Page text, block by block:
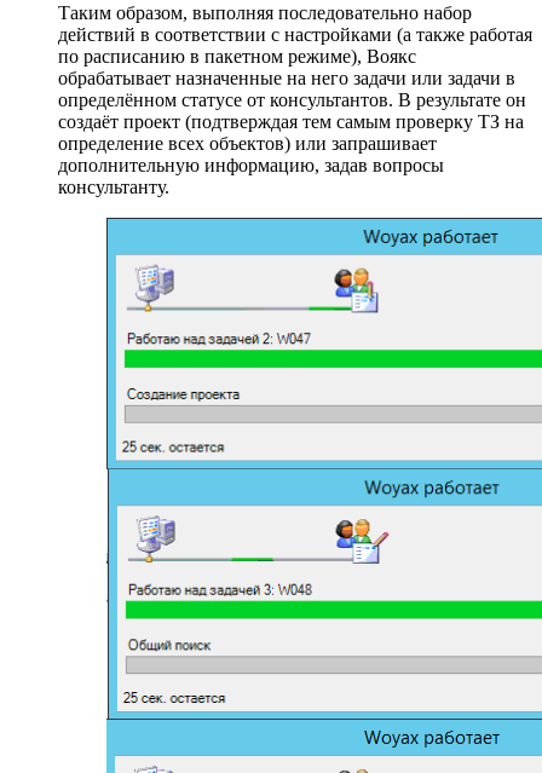
Таким образом, выполняя последовательно набор
действий в соответствии с настройками (а также работая
по расписанию в пакетном режиме), Воякс
обрабатывает назначенные на него задачи или задачи в
определённом статусе от консультантов. В результате он
создаёт проект (подтверждая тем самым проверку ТЗ на
определение всех объектов) или запрашивает
дополнительную информацию, задав вопросы
консультанту.